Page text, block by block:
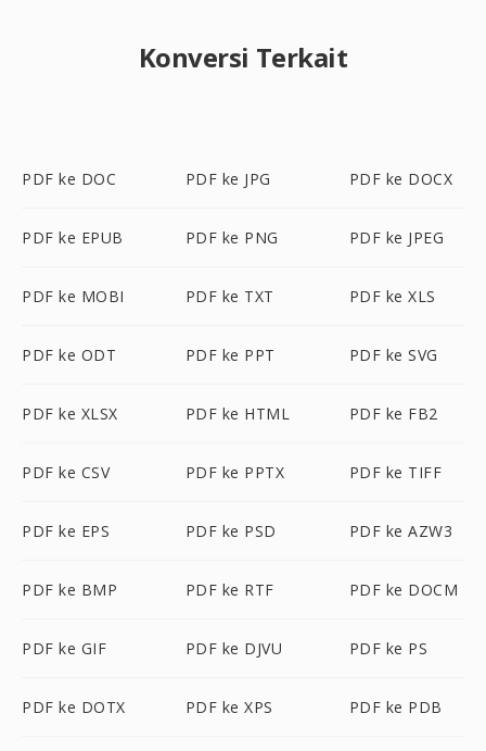
Konversi Terkait
PDF ke DOC PDF ke JPG PDF ke DOCX
PDF ke EPUB PDF ke PNG PDF ke JPEG
PDF ke MOBI PDF ke TXT PDF ke XLS
PDF ke ODT PDF ke PPT PDF ke SVG
PDF ke XLSX PDF ke HTML PDF ke FB2
PDF ke CSV PDF ke PPTX PDF ke TIFF
PDF ke EPS PDF ke PSD PDF ke AZW3
PDF ke BMP PDF ke RTF PDF ke DOCM
PDF ke GIF PDF ke DJVU PDF ke PS
PDF ke DOTX PDF ke XPS PDF ke PDB